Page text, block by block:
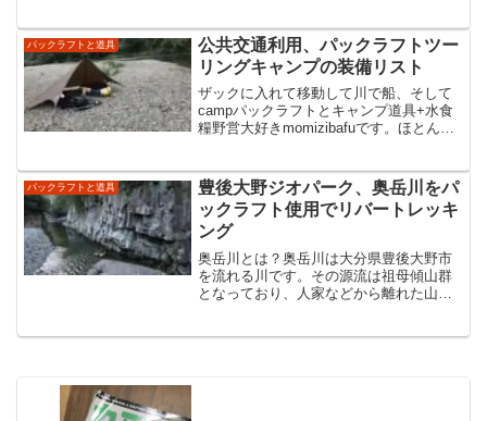
ンデム艇は一人でも使えるからツーリン
グに使っていました。大き...
パックラフトと道具
公共交通利用、パックラフトツー
リングキャンプの装備リスト
ザックに入れて移動して川で船、そして
campパックラフトとキャンプ道具+水食
糧野営大好きmomizibafuです。ほとんど
泊がとにかく最高なんです。もう河原と
結婚したい...
パックラフトと道具
豊後大野ジオパーク、奥岳川をパ
ックラフト使用でリバートレッキ
ング
奥岳川とは？奥岳川は大分県豊後大野市
を流れる川です。その源流は祖母傾山群
となっており、人家などから離れた山奥